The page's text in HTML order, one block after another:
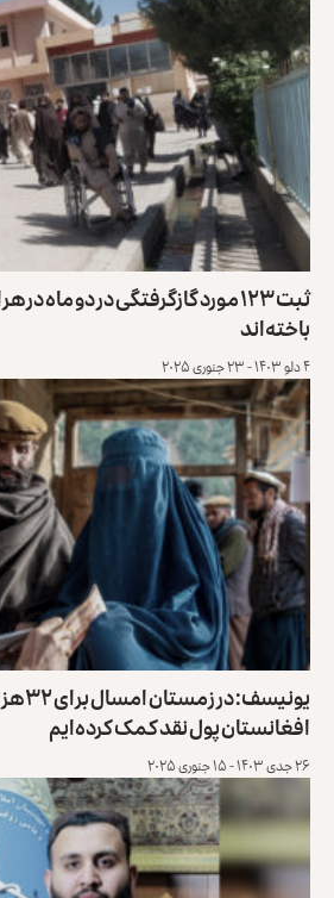
ثبت ۱۲۳ مورد گازگرفتگی در دو ماه
باخته‌اند
۴ دلو ۱۴۰۳ - ۲۳ جنوری ۲۰۲۵
افغانستان پول نقد کمک کرده‌ایم
۲۶ جدی ۱۴۰۳ - ۱۵ جنوری ۲۰۲۵